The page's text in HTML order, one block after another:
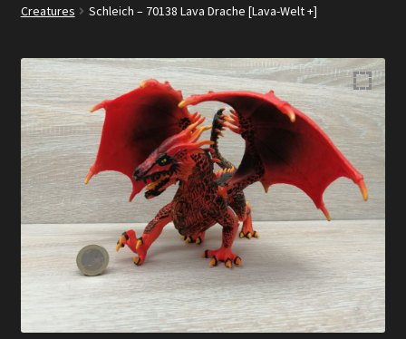
Vertrag widerrufen
Shop
Warenkorb
Kasse
Zahlungsarten
Versandarten
Kontakt
Creatures
Schleich – 70138 Lava Drache [Lava-Welt +]